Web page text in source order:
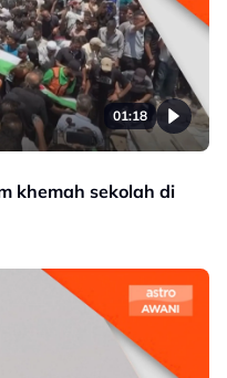
01:18
khemah sekolah di